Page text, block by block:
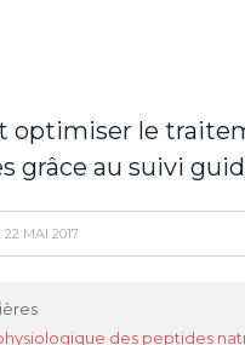
optimiser le
grâce au suivi
22 MAI 2017
des peptides